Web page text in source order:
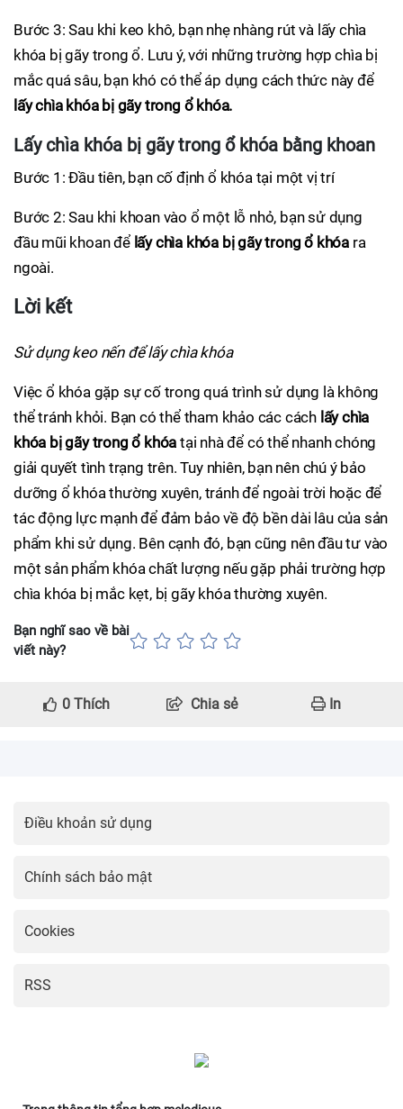
Bước 3: Sau khi keo khô, bạn nhẹ nhàng rút và lấy chìa
khóa bị gãy trong ổ. Lưu ý, với những trường hợp chìa bị
mắc quá sâu, bạn khó có thể áp dụng cách thức này để
lấy chìa khóa bị gãy trong ổ khóa.
Lấy chìa khóa bị gãy trong ổ khóa bằng khoan
Bước 1: Đầu tiên, bạn cố định ổ khóa tại một vị trí
Bước 2: Sau khi khoan vào ổ một lỗ nhỏ, bạn sử dụng
đầu mũi khoan đểlấy chìa khóa bị gãy trong ổ khóa ra
ngoài.
Lời kết
Sử dụng keo nến để lấy chìa khóa
Việc ổ khóa gặp sự cố trong quá trình sử dụng là không
thể tránh khỏi. Bạn có thể tham khảo các cách lấy chìa
khóa bị gãy trong ổ khóa tại nhà để có thể nhanh chóng
giải quyết tình trạng trên. Tuy nhiên, bạn nên chú ý bảo
dưỡng ổ khóa thường xuyên, tránh để ngoài trời hoặc để
tác động lực mạnh để đảm bảo về độ bền dài lâu của sản
phẩm khi sử dụng. Bên cạnh đó, bạn cũng nên đầu tư vào
một sản phẩm khóa chất lượng nếu gặp phải trường hợp
chìa khóa bị mắc kẹt, bị gãy khóa thường xuyên.
Bạn nghĩ sao về bài
viết này?
0 Thích Chia sẻ In
Điều khoản sử dụng
Chính sách bảo mật
Cookies
RSS